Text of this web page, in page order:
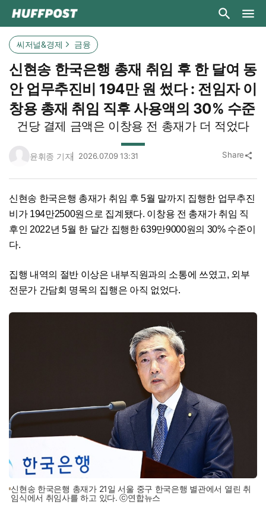
씨저널&경제 금융
신현송 한국은행 총재 취임 후 한 달여 동
안 업무추진비 194만 원 썼다 : 전임자 이
창용 총재 취임 직후 사용액의 30% 수준
건당 결제 금액은 이창용 전 총재가 더 적었다
윤휘종 기자 2026.07.09 13:31 Share share
신현송 한국은행 총재가 취임 후 5월 말까지 집행한 업무추진
비가 194만2500원으로 집계됐다. 이창용 전 총재가 취임 직
후인 2022년 5월 한 달간 집행한 639만9000원의 30% 수준이
다.
집행 내역의 절반 이상은 내부직원과의 소통에 쓰였고, 외부
전문가 간담회 명목의 집행은 아직 없었다.
신현송 한국은행 총재가 21일 서울 중구 한국은행 별관에서 열린 취
임식에서 취임사를 하고 있다. ⓒ연합뉴스